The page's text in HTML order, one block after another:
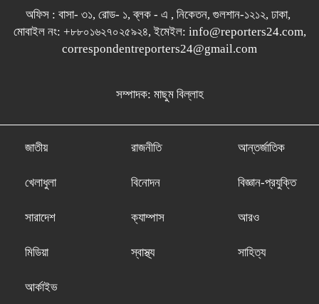
অফিস : বাসা- ৩১, রোড- ১, ব্লক - এ , নিকেতন, গুলশান-১২১২, ঢাকা,
মোবাইল নং: +৮৮০১৬২৭০২৫৯২৪, ইমেইল: info@reporters24.com,
correspondentreporters24@gmail.com
সম্পাদক: মাছুম বিল্লাহ
জাতীয় রাজনীতি আন্তর্জাতিক
খেলাধুলা বিনোদন বিজ্ঞান-প্রযুক্তি
সারাদেশ ক্যাম্পাস আরও
মিডিয়া স্বাস্থ্য সাহিত্য
আর্কাইভ